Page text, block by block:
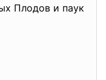
Плодов и паук